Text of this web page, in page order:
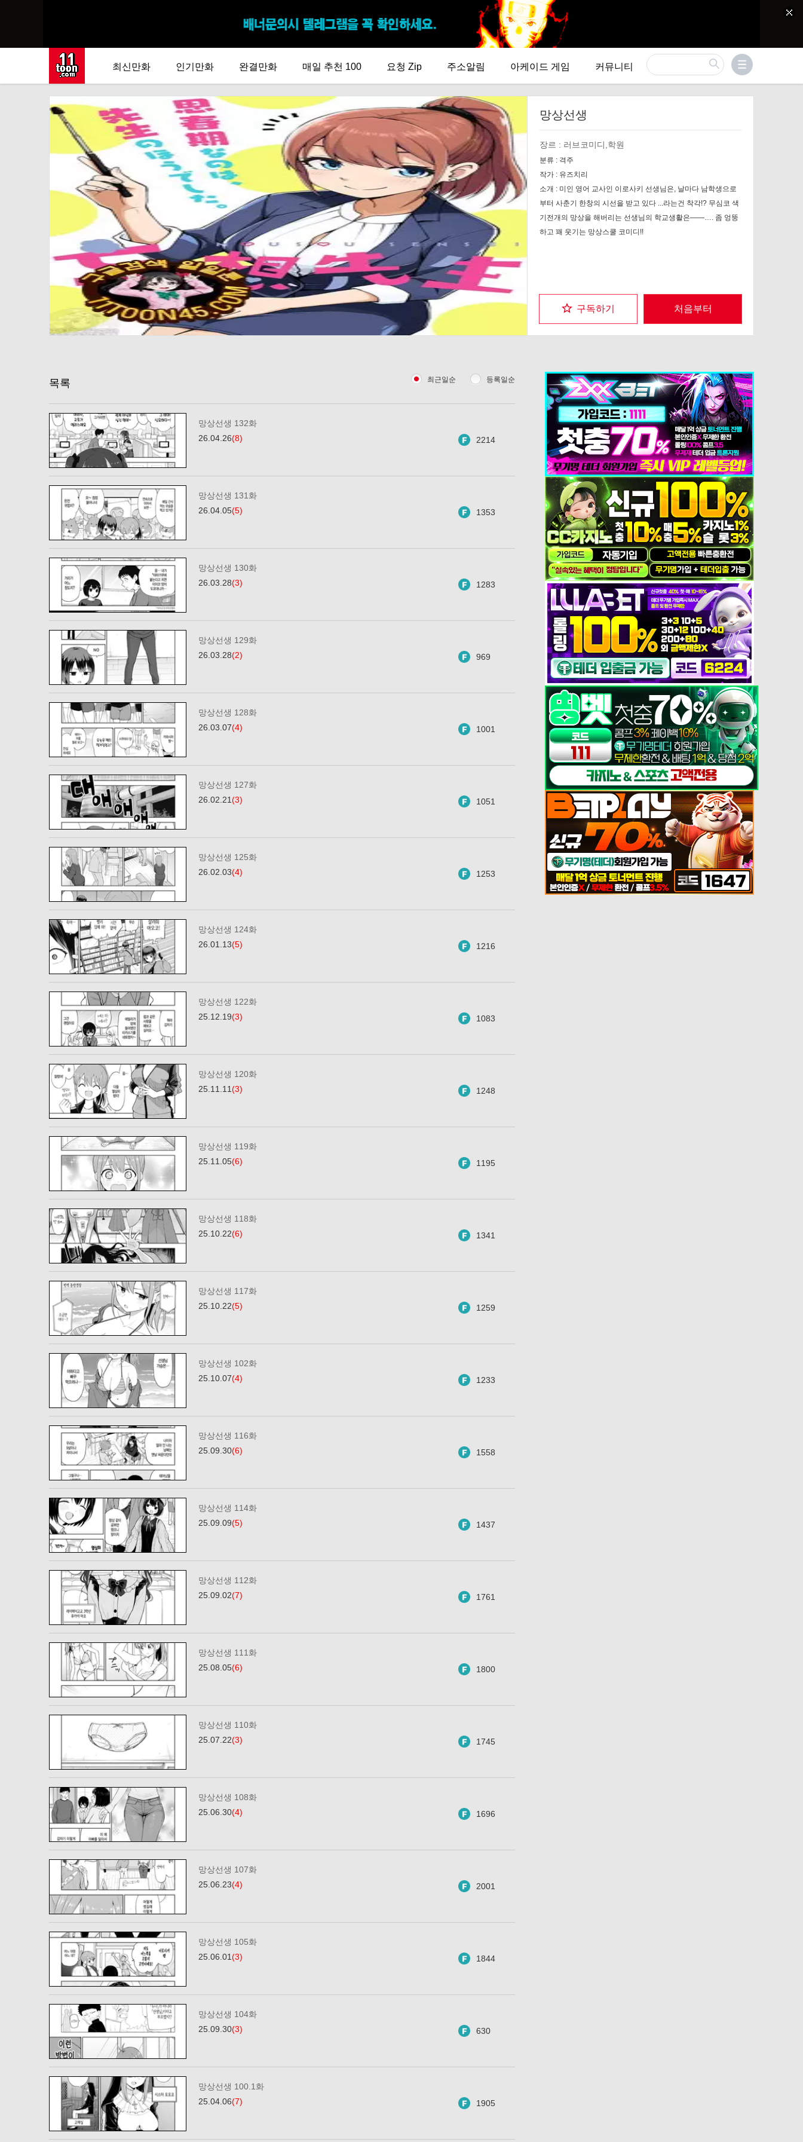
최신만화 인기만화 완결만화 매일 추천 100 요청 Zip 주소알림 아케이드 게임 커뮤니티
망상선생
구독하기 처음부터
장르 : 러브코미디,학원
분류 : 격주
작가 : 유즈치리
소개 : 미인 영어 교사인 이로사키 선생님은, 날마다 남학생으로
부터 사춘기 한창의 시선을 받고 있다 ...라는건 착각!? 무심코 색
기전개의 망상을 해버리는 선생님의 학교생활은――…. 좀 엉뚱
하고 꽤 웃기는 망상스쿨 코미디!!
목록 최근일순 등록일순
망상선생 132화
26.04.26(8) 2214
망상선생 131화
26.04.05(5) 1353
망상선생 130화
26.03.28(3) 1283
망상선생 129화
26.03.28(2) 969
망상선생 128화
26.03.07(4) 1001
망상선생 127화
26.02.21(3) 1051
망상선생 125화
26.02.03(4) 1253
망상선생 124화
26.01.13(5) 1216
망상선생 122화
25.12.19(3) 1083
망상선생 120화
25.11.11(3) 1248
망상선생 119화
25.11.05(6) 1195
망상선생 118화
25.10.22(6) 1341
망상선생 117화
25.10.22(5) 1259
망상선생 102화
25.10.07(4) 1233
망상선생 116화
25.09.30(6) 1558
망상선생 114화
25.09.09(5) 1437
망상선생 112화
25.09.02(7) 1761
망상선생 111화
25.08.05(6) 1800
망상선생 110화
25.07.22(3) 1745
망상선생 108화
25.06.30(4) 1696
망상선생 107화
25.06.23(4) 2001
망상선생 105화
25.06.01(3) 1844
망상선생 104화
25.09.30(3) 630
망상선생 100.1화
25.04.06(7) 1905